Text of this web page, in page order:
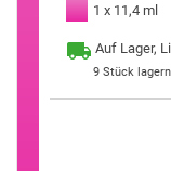
1 x 11,4 ml
Auf Lager,
9 Stück